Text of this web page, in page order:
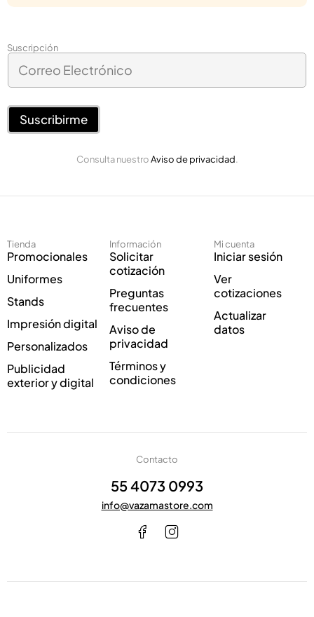
Suscripción
*
r
o
C
r
r
o
c
n
i
c
o
*
Suscribirme
Consulta nuestroAviso de privacidad.
Tienda
Promocionales
Uniformes
Stands
Impresión digital
Personalizados
Publicidad
exterior y digital
Información
Solicitar
cotización
Preguntas
frecuentes
Aviso de
privacidad
Términos y
condiciones
Mi cuenta
Iniciar sesión
Ver
cotizaciones
Actualizar
datos
Contacto
55 4073 0993
info@vazamastore.com